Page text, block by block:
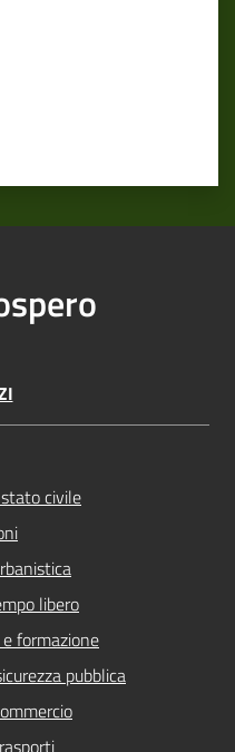
civile
libero
formazione
pubblica